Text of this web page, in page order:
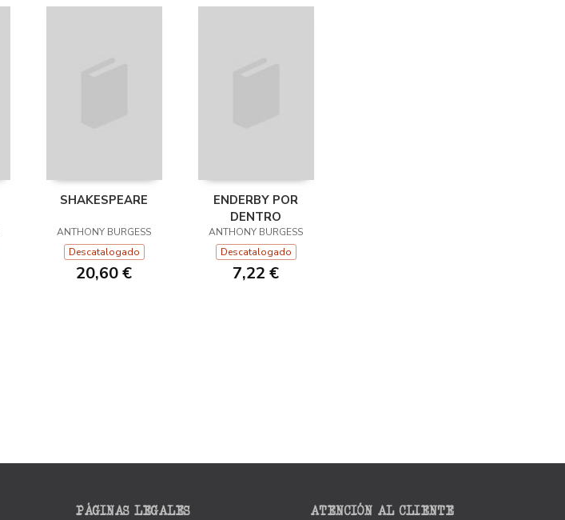
SHAKESPEARE
ANTHONY BURGESS
Descatalogado
20,60 €
ENDERBY POR
DENTRO
ANTHONY BURGESS
Descatalogado
7,22 €
PÁGINAS LEGALES
ATENCIÓN AL CLIENTE